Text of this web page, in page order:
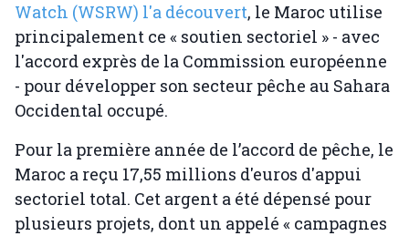
Watch (WSRW) l'a découvert, le Maroc utilise
principalement ce « soutien sectoriel » - avec
l'accord exprès de la Commission européenne
- pour développer son secteur pêche au Sahara
Occidental occupé.
Pour la première année de l’accord de pêche, le
Maroc a reçu 17,55 millions d'euros d'appui
sectoriel total. Cet argent a été dépensé pour
plusieurs projets, dont un appelé « campagnes